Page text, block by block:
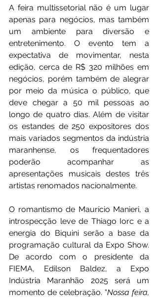
A feira multissetorial não é um lugar
apenas para negócios, mas também
um ambiente para diversão e
entretenimento. O evento tem a
expectativa de movimentar, nesta
edição, cerca de R$ 320 milhões em
negócios, porém também de alegrar
por meio da música o público, que
deve chegar a 50 mil pessoas ao
longo de quatro dias. Além de visitar
os estandes de 250 expositores dos
mais variados segmentos da indústria
maranhense, os frequentadores
poderão acompanhar as
apresentações musicais destes três
artistas renomados nacionalmente.
O romantismo de Maurício Manieri, a
introspecção leve de Thiago Iorc e a
energia do Biquini serão a base da
programação cultural da Expo Show.
De acordo com o presidente da
FIEMA, Edilson Baldez, a Expo
Indústria Maranhão 2025 será um
momento de celebração. “Nossa feira,